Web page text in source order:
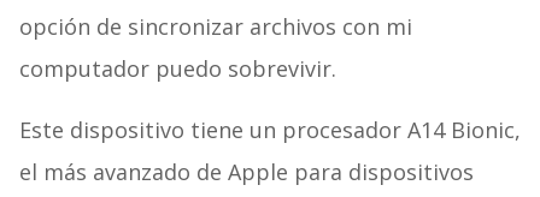
opción de sincronizar archivos con mi
computador puedo sobrevivir.
Este dispositivo tiene un procesador A14 Bionic,
el más avanzado de Apple para dispositivos